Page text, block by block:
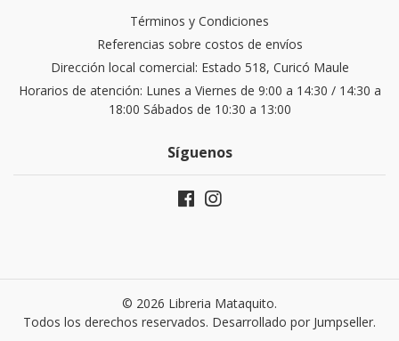
Términos y Condiciones
Referencias sobre costos de envíos
Dirección local comercial: Estado 518, Curicó Maule
Horarios de atención: Lunes a Viernes de 9:00 a 14:30 / 14:30 a
18:00 Sábados de 10:30 a 13:00
Síguenos
© 2026 Libreria Mataquito.
Todos los derechos reservados. Desarrollado por Jumpseller.